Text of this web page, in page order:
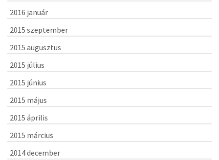
2016 január
2015 szeptember
2015 augusztus
2015 július
2015 június
2015 május
2015 április
2015 március
2014 december